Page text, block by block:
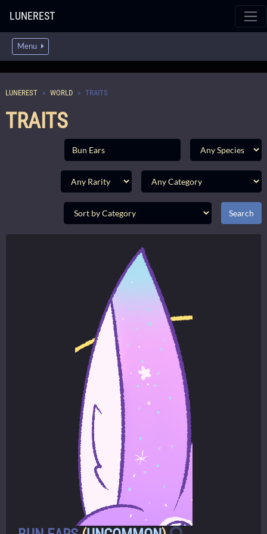
LUNEREST
Menu
LUNEREST WORLD TRAITS
TRAITS